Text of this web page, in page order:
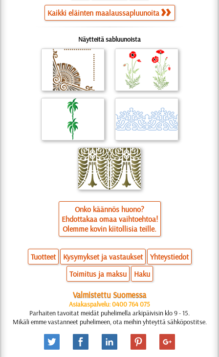
Kaikki eläinten maalaussapluunoita
Näytteitä sabluunoista
Onko käännös huono?
Ehdottakaa omaa vaihtoehtoa!
Olemme kovin kiitollisia teille.
Tuotteet Kysymykset ja vastaukset
Yhteystiedot
Toimitus ja maksu
Haku
Valmistettu Suomessa
Asiakaspalvelu: 0400 764 075
Parhaiten tavoitat meidät puhelimella arkipäivisin klo 9 - 15.
Mikäli emme vastanneet puhelimeen, ota meihin yhteyttä sähköpostitse.